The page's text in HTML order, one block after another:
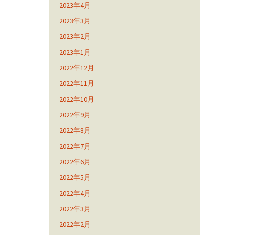
2023年4月
2023年3月
2023年2月
2023年1月
2022年12月
2022年11月
2022年10月
2022年9月
2022年8月
2022年7月
2022年6月
2022年5月
2022年4月
2022年3月
2022年2月